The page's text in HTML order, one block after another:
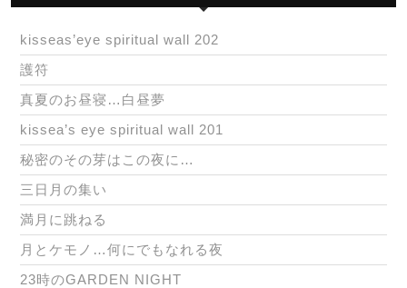
kisseas’eye spiritual wall 202
護符
真夏のお昼寝…白昼夢
kissea’s eye spiritual wall 201
秘密のその芽はこの夜に…
三日月の集い
満月に跳ねる
月とケモノ…何にでもなれる夜
23時のGARDEN NIGHT